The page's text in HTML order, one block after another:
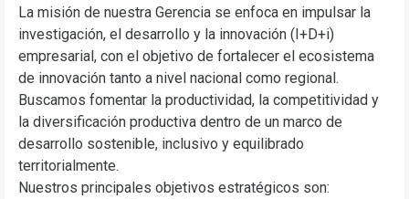
La misión de nuestra Gerencia se enfoca en impulsar la
investigación, el desarrollo y la innovación (I+D+i)
empresarial, con el objetivo de fortalecer el ecosistema
de innovación tanto a nivel nacional como regional.
Buscamos fomentar la productividad, la competitividad y
la diversificación productiva dentro de un marco de
desarrollo sostenible, inclusivo y equilibrado
territorialmente.
Nuestros principales objetivos estratégicos son: